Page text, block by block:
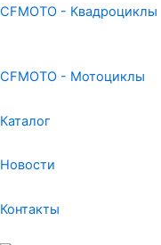
CFMOTO - Квадроциклы
CFMOTO - Мотоциклы
Каталог
Новости
Контакты